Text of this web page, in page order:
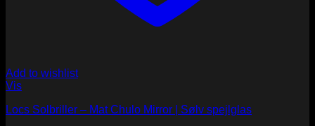
Add to wishlist
Vis
Locs Solbriller – Mat Chulo Mirror | Sølv spejlglas